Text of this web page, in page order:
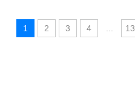
1 2 3 4 13